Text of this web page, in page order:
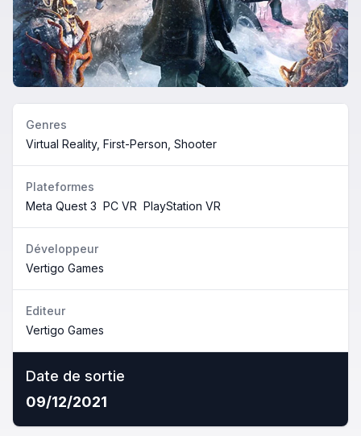
Genres
Virtual Reality, First-Person, Shooter
Plateformes
Meta Quest 3 PC VR PlayStation VR
Développeur
Vertigo Games
Editeur
Vertigo Games
Date de sortie
09/12/2021